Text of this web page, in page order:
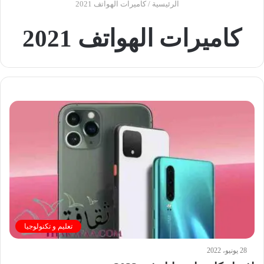
الرئيسية / كاميرات الهواتف 2021
كاميرات الهواتف 2021
تعليم و تكنولوجيا
28 يونيو، 2022